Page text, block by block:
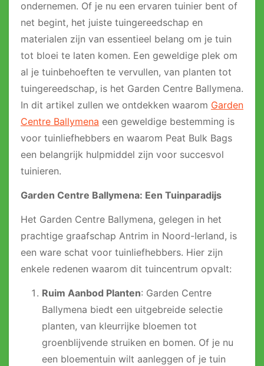
ondernemen. Of je nu een ervaren tuinier bent of
net begint, het juiste tuingereedschap en
materialen zijn van essentieel belang om je tuin
tot bloei te laten komen. Een geweldige plek om
al je tuinbehoeften te vervullen, van planten tot
tuingereedschap, is het Garden Centre Ballymena.
In dit artikel zullen we ontdekken waarom Garden
Centre Ballymena een geweldige bestemming is
voor tuinliefhebbers en waarom Peat Bulk Bags
een belangrijk hulpmiddel zijn voor succesvol
tuinieren.
Garden Centre Ballymena: Een Tuinparadijs
Het Garden Centre Ballymena, gelegen in het
prachtige graafschap Antrim in Noord-Ierland, is
een ware schat voor tuinliefhebbers. Hier zijn
enkele redenen waarom dit tuincentrum opvalt:
Ruim Aanbod Planten: Garden Centre
Ballymena biedt een uitgebreide selectie
planten, van kleurrijke bloemen tot
groenblijvende struiken en bomen. Of je nu
een bloementuin wilt aanleggen of je tuin